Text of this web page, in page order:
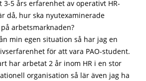
5 års erfarenhet av operativt HR-
då, hur ska nyutexaminerade
arbetsmarknaden?
min egen situation så har jag en
för att vara PAO-student.
har arbetat 2 år inom HR i en stor
organisation så lär även jag ha